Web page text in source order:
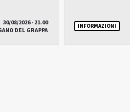
30/08/2026 - 21.00
DEL GRAPPA
INFORMAZIONI